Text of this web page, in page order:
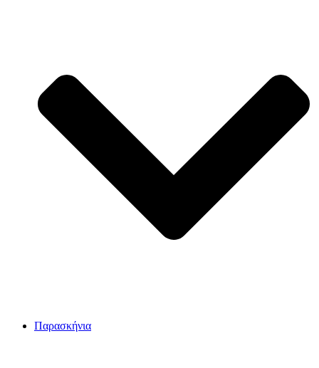
Παρασκήνια